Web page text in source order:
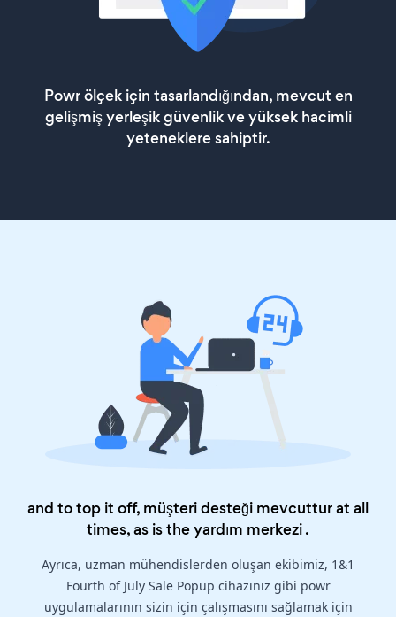
Powr ölçek için tasarlandığından, mevcut en
gelişmiş yerleşik güvenlik ve yüksek hacimli
yeteneklere sahiptir.
and to top it off, müşteri desteği mevcuttur at all
times, as is theyardım merkezi.
Ayrıca, uzman mühendislerden oluşan ekibimiz, 1&1
Fourth of July Sale Popup cihazınız gibi powr
uygulamalarının sizin için çalışmasını sağlamak için